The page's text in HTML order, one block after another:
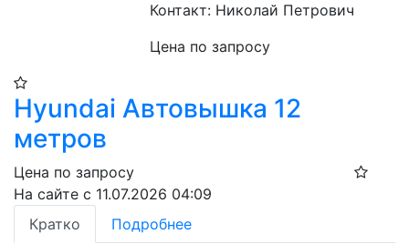
Контакт: Николай Петрович
Цена по запросу
Hyundai Автовышка 12
метров
Цена по запросу
На сайте с 11.07.2026 04:09
Кратко
Подробнее